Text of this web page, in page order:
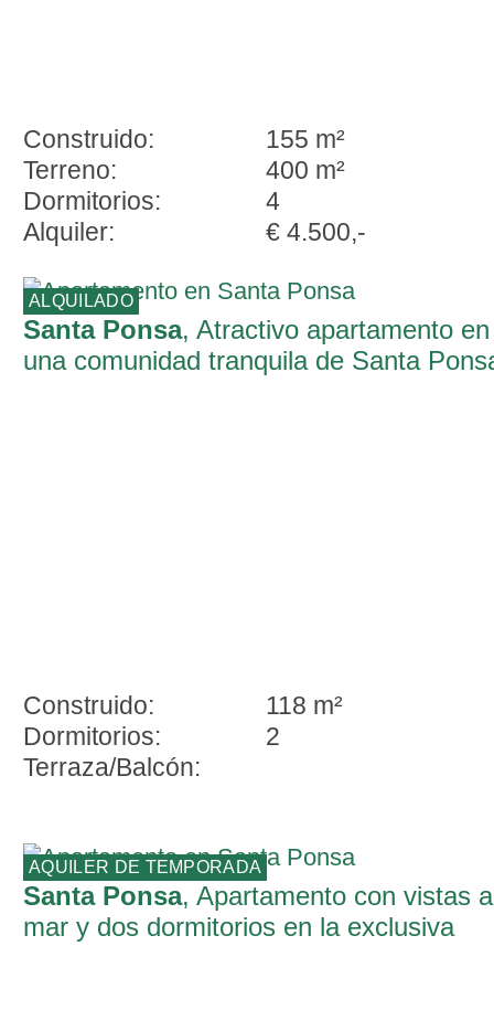
Construido:
155 m²
Terreno:
400 m²
Dormitorios:
4
Alquiler:
€ 4.500,-
ALQUILADO
Santa Ponsa, Atractivo apartamento en
una comunidad tranquila de Santa
Construido:
118 m²
Dormitorios:
2
Terraza/Balcón:
AQUILER DE TEMPORADA
Santa Ponsa, Apartamento con vistas
mar y dos dormitorios en la exclusiva